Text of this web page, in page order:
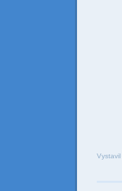
Vystavil